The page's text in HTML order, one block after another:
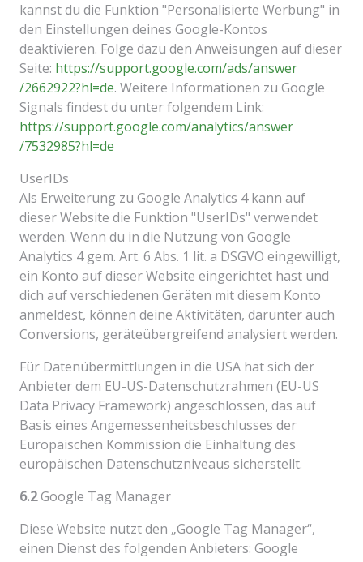
kannst du die Funktion "Personalisierte Werbung" in
den Einstellungen deines Google-Kontos
deaktivieren. Folge dazu den Anweisungen auf dieser
Seite: https://support.google.com/ads/answer
/2662922?hl=de. Weitere Informationen zu Google
Signals findest du unter folgendem Link:
https://support.google.com/analytics/answer
/7532985?hl=de
UserIDs
Als Erweiterung zu Google Analytics 4 kann auf
dieser Website die Funktion "UserIDs" verwendet
werden. Wenn du in die Nutzung von Google
Analytics 4 gem. Art. 6 Abs. 1 lit. a DSGVO eingewilligt,
ein Konto auf dieser Website eingerichtet hast und
dich auf verschiedenen Geräten mit diesem Konto
anmeldest, können deine Aktivitäten, darunter auch
Conversions, geräteübergreifend analysiert werden.
Für Datenübermittlungen in die USA hat sich der
Anbieter dem EU-US-Datenschutzrahmen (EU-US
Data Privacy Framework) angeschlossen, das auf
Basis eines Angemessenheitsbeschlusses der
Europäischen Kommission die Einhaltung des
europäischen Datenschutzniveaus sicherstellt.
6.2Google Tag Manager
Diese Website nutzt den „Google Tag Manager“,
einen Dienst des folgenden Anbieters: Google